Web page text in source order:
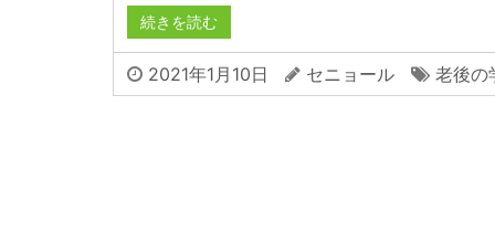
続きを読む
2021年1月10日 セニョール 老後の